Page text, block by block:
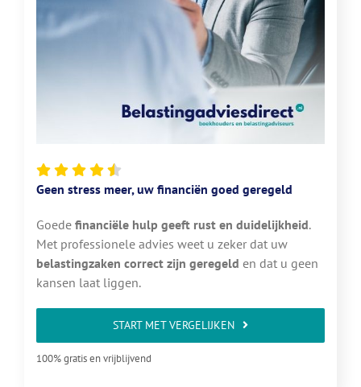
Geen stress meer, uw financiën goed geregeld
Goede financiële hulp geeft rust en duidelijkheid.
Met professionele advies weet u zeker dat uw
belastingzaken correct zijn geregeld en dat u geen
kansen laat liggen.
START MET VERGELIJKEN
100% gratis en vrijblijvend